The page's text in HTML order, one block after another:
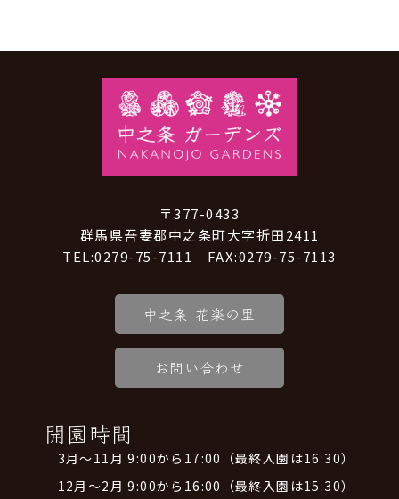
〒377-0433
群馬県吾妻郡中之条町大字折田2411
TEL:0279-75-7111 FAX:0279-75-7113
中之条 花楽の里
お問い合わせ
開園時間
3月～11月 9:00から17:00（最終入園は16:30）
12月～2月 9:00から16:00（最終入園は15:30）